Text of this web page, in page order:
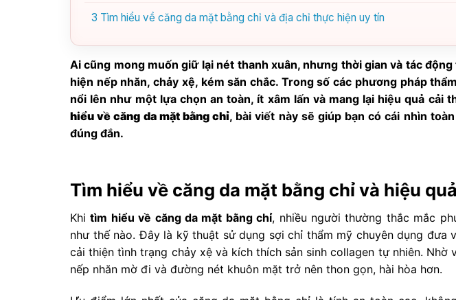
3 Tìm hiểu về căng da mặt bằng chỉ và địa chỉ thực hiện uy tín
Ai cũng mong muốn giữ lại nét thanh xuân, nhưng thời gian và tác
hiện nếp nhăn, chảy xệ, kém săn chắc. Trong số các phương pháp
nổi lên như một lựa chọn an toàn, ít xâm lấn và mang lại hiệu quả cải
hiểu về căng da mặt bằng chỉ, bài viết này sẽ giúp bạn có cái nhìn
đúng đắn.
Tìm hiểu về căng da mặt bằng chỉ và hiệu
Khitìm hiểu về căng da mặt bằng chỉ, nhiều người thường thắc mắc
như thế nào. Đây là kỹ thuật sử dụng sợi chỉ thẩm mỹ chuyên dụng đưa
cải thiện tình trạng chảy xệ và kích thích sản sinh collagen tự nhiên. Nhờ
nếp nhăn mờ đi và đường nét khuôn mặt trở nên thon gọn, hài hòa hơn.